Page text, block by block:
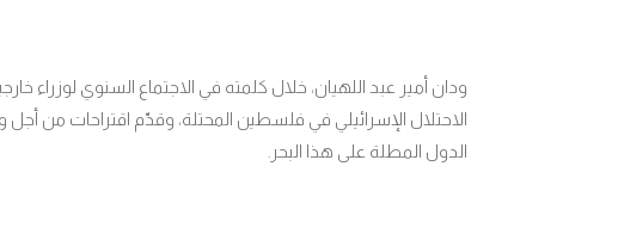
ودان أمير عبد اللهيان، خلال کلمته في الاجتماع السنوي لوزراء
الاحتلال الإسرائيلي في فلسطين المحتلة، وقدّم اقتراحات من
الدول المطلة على هذا البحر .